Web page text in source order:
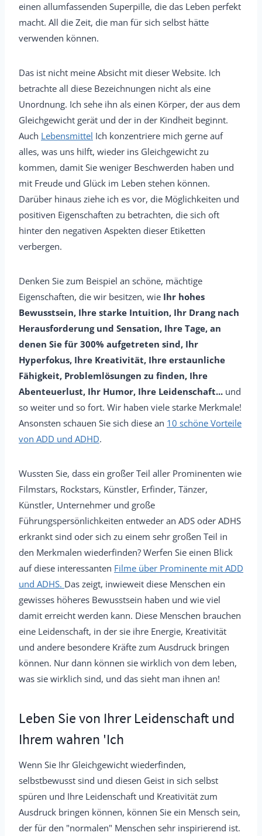
einen allumfassenden Superpille, die das Leben perfekt
macht. All die Zeit, die man für sich selbst hätte
verwenden können.
Das ist nicht meine Absicht mit dieser Website. Ich
betrachte all diese Bezeichnungen nicht als eine
Unordnung. Ich sehe ihn als einen Körper, der aus dem
Gleichgewicht gerät und der in der Kindheit beginnt.
Auch Lebensmittel Ich konzentriere mich gerne auf
alles, was uns hilft, wieder ins Gleichgewicht zu
kommen, damit Sie weniger Beschwerden haben und
mit Freude und Glück im Leben stehen können.
Darüber hinaus ziehe ich es vor, die Möglichkeiten und
positiven Eigenschaften zu betrachten, die sich oft
hinter den negativen Aspekten dieser Etiketten
verbergen.
Denken Sie zum Beispiel an schöne, mächtige
Eigenschaften, die wir besitzen, wie Ihr hohes
Bewusstsein, Ihre starke Intuition, Ihr Drang nach
Herausforderung und Sensation, Ihre Tage, an
denen Sie für 300% aufgetreten sind, Ihr
Hyperfokus, Ihre Kreativität, Ihre erstaunliche
Fähigkeit, Problemlösungen zu finden, Ihre
Abenteuerlust, Ihr Humor, Ihre Leidenschaft... und
so weiter und so fort. Wir haben viele starke Merkmale!
Ansonsten schauen Sie sich diese an 10 schöne Vorteile
von ADD und ADHD.
Wussten Sie, dass ein großer Teil aller Prominenten wie
Filmstars, Rockstars, Künstler, Erfinder, Tänzer,
Künstler, Unternehmer und große
Führungspersönlichkeiten entweder an ADS oder ADHS
erkrankt sind oder sich zu einem sehr großen Teil in
den Merkmalen wiederfinden? Werfen Sie einen Blick
auf diese interessanten Filme über Prominente mit ADD
und ADHS. Das zeigt, inwieweit diese Menschen ein
gewisses höheres Bewusstsein haben und wie viel
damit erreicht werden kann. Diese Menschen brauchen
eine Leidenschaft, in der sie ihre Energie, Kreativität
und andere besondere Kräfte zum Ausdruck bringen
können. Nur dann können sie wirklich von dem leben,
was sie wirklich sind, und das sieht man ihnen an!
Leben Sie von Ihrer Leidenschaft und
Ihrem wahren 'Ich
Wenn Sie Ihr Gleichgewicht wiederfinden,
selbstbewusst sind und diesen Geist in sich selbst
spüren und Ihre Leidenschaft und Kreativität zum
Ausdruck bringen können, können Sie ein Mensch sein,
der für den "normalen" Menschen sehr inspirierend ist.